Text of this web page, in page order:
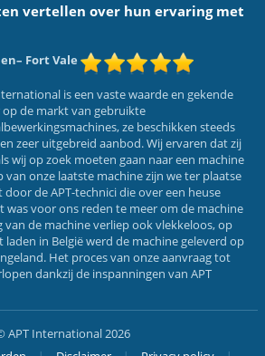
vertellen over hun ervaring met
– Fort Vale
is een vaste waarde en gekende
op de markt van gebruikte
ze beschikken steeds
zeer uitgebreid aanbod. Wij ervaren dat zij
wij op zoek moeten gaan naar een machine
van onze laatste machine zijn we ter plaatse
de APT-technici die over een heuse
was voor ons reden te meer om de machine
van de machine verliep ook vlekkeloos, op
in België werd de machine geleverd op
Het proces van onze aanvraag tot
dankzij de inspanningen van APT
APT International 2026